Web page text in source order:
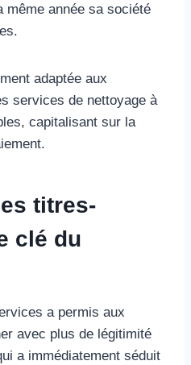
même année sa société
adaptée aux
services de nettoyage à
capitalisant sur la
titres-
clé du
a permis aux
avec plus de légitimité
a immédiatement séduit